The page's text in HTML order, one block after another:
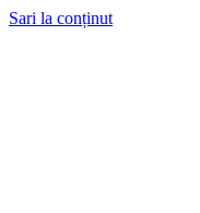
Sari la conținut